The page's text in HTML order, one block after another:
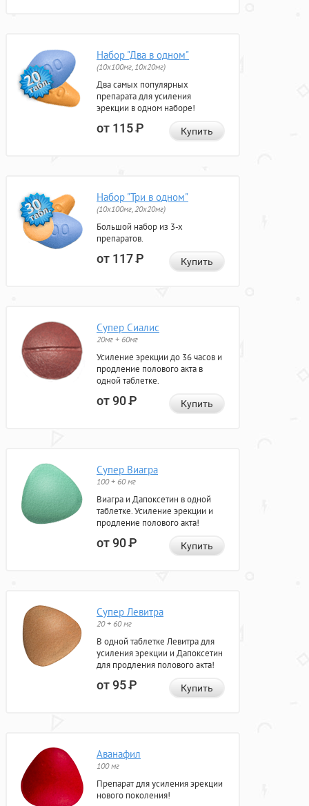
Набор "Два в одном"
(10x100мг, 10x20мг)
Два самых популярных
препарата для усиления
эрекции в одном наборе!
от 115Р Купить
Набор "Три в одном"
(10x100мг, 20x20мг)
Большой набор из 3-х
препаратов.
от 117Р Купить
Супер Сиалис
20мг + 60мг
Усиление эрекции до 36 часов и
продление полового акта в
одной таблетке.
от 90Р Купить
Супер Виагра
100 + 60 мг
Виагра и Дапоксетин в одной
таблетке. Усиление эрекции и
продление полового акта!
от 90Р Купить
Супер Левитра
20 + 60 мг
В одной таблетке Левитра для
усиления эрекции и Дапоксетин
для продления полового акта!
от 95Р Купить
Аванафил
100 мг
Препарат для усиления эрекции
нового поколения!